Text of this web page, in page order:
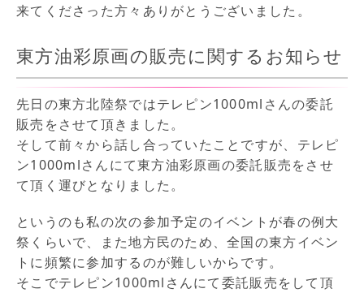
来てくださった方々ありがとうございました。
東方油彩原画の販売に関するお知らせ
先日の東方北陸祭ではテレピン1000mlさんの委託
販売をさせて頂きました。
そして前々から話し合っていたことですが、テレピ
ン1000mlさんにて東方油彩原画の委託販売をさせ
て頂く運びとなりました。
というのも私の次の参加予定のイベントが春の例大
祭くらいで、また地方民のため、全国の東方イベン
トに頻繁に参加するのが難しいからです。
そこでテレピン1000mlさんにて委託販売をして頂